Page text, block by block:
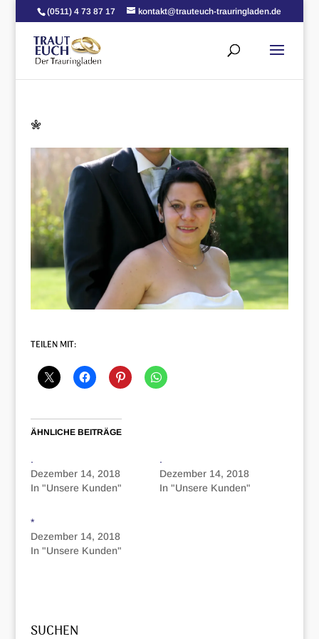
(0511) 4 73 87 17 kontakt@trauteuch-trauringladen.de
*
TEILEN MIT:
ÄHNLICHE BEITRÄGE
.
Dezember 14, 2018
In "Unsere Kunden"
.
Dezember 14, 2018
In "Unsere Kunden"
*
Dezember 14, 2018
In "Unsere Kunden"
SUCHEN